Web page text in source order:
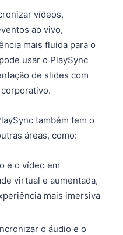
vídeos,
ao vivo,
mais fluida para o
usar o PlaySync
de slides com
também tem o
áreas, como:
e o vídeo em
virtual e aumentada,
mais imersiva
o áudio e o